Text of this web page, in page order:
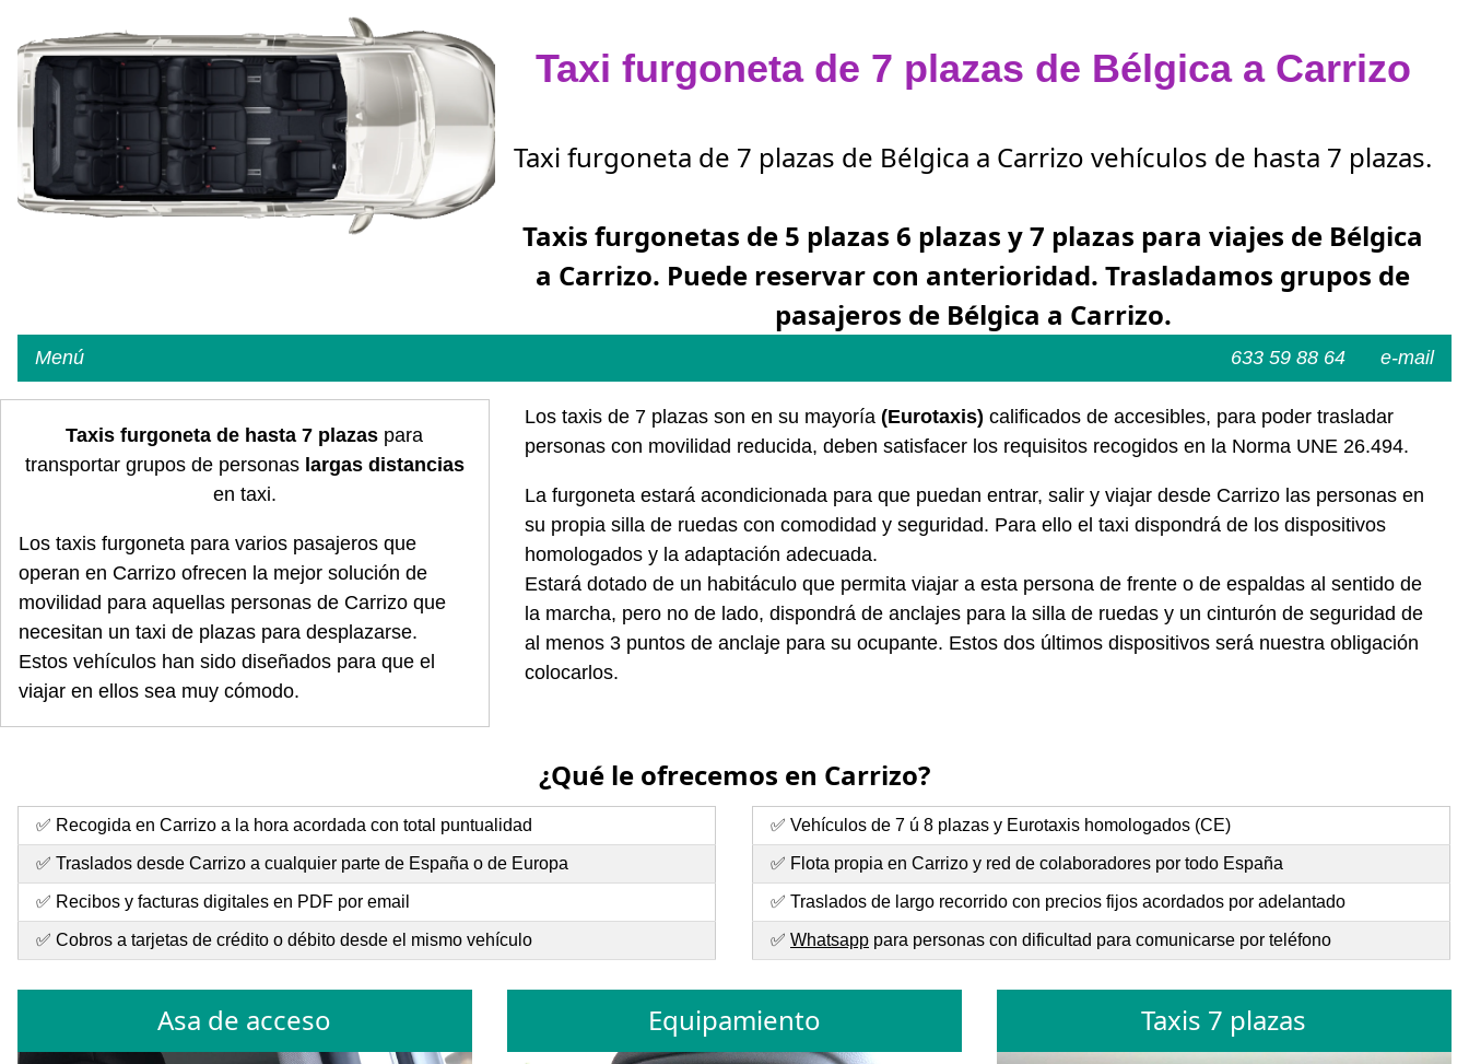
Taxi furgoneta de 7 plazas de Bélgica a Carrizo
Taxi furgoneta de 7 plazas de Bélgica a Carrizo vehículos de hasta 7 plazas.
Taxis furgonetas de 5 plazas 6 plazas y 7 plazas para viajes de Bélgica
a Carrizo. Puede reservar con anterioridad. Trasladamos grupos de
pasajeros de Bélgica a Carrizo.
e-mail
633 59 88 64
Menú
Taxis furgoneta de hasta 7 plazas para
transportar grupos de personas largas distancias
en taxi.
Los taxis furgoneta para varios pasajeros que
operan en Carrizo ofrecen la mejor solución de
movilidad para aquellas personas de Carrizo que
necesitan un taxi de plazas para desplazarse.
Estos vehículos han sido diseñados para que el
viajar en ellos sea muy cómodo.
Los taxis de 7 plazas son en su mayoría (Eurotaxis) calificados de accesibles, para poder trasladar
personas con movilidad reducida, deben satisfacer los requisitos recogidos en la Norma UNE 26.494.
La furgoneta estará acondicionada para que puedan entrar, salir y viajar desde Carrizo las personas en
su propia silla de ruedas con comodidad y seguridad. Para ello el taxi dispondrá de los dispositivos
homologados y la adaptación adecuada.
Estará dotado de un habitáculo que permita viajar a esta persona de frente o de espaldas al sentido de
la marcha, pero no de lado, dispondrá de anclajes para la silla de ruedas y un cinturón de seguridad de
al menos 3 puntos de anclaje para su ocupante. Estos dos últimos dispositivos será nuestra obligación
colocarlos.
¿Qué le ofrecemos en Carrizo?
✅ Recogida en Carrizo a la hora acordada con total puntualidad
✅ Traslados desde Carrizo a cualquier parte de España o de Europa
✅ Recibos y facturas digitales en PDF por email
✅ Cobros a tarjetas de crédito o débito desde el mismo vehículo
✅ Vehículos de 7 ú 8 plazas y Eurotaxis homologados (CE)
✅ Flota propia en Carrizo y red de colaboradores por todo España
✅ Traslados de largo recorrido con precios fijos acordados por adelantado
✅ Whatsapppara personas con dificultad para comunicarse por teléfono
Asa de acceso Equipamiento Taxis 7 plazas